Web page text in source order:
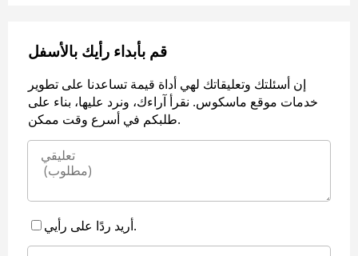
قم بأبداء رأيك بالأسفل
إن أسئلتك وتعليقاتك لهي أداة قيمة تساعدنا على تطوير
خدمات موقع ماسكوس. نقرأ آراءك، ونرد عليها، بناء على
طلبكم في أسرع وقت ممكن.
أريد ردًا على رأيي.